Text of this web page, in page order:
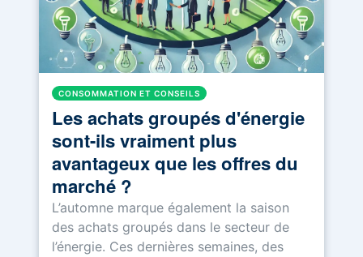
CONSOMMATION ET CONSEILS
Les achats groupés d'énergie
sont-ils vraiment plus
avantageux que les offres du
marché ?
L’automne marque également la saison
des achats groupés dans le secteur de
l’énergie. Ces dernières semaines, des